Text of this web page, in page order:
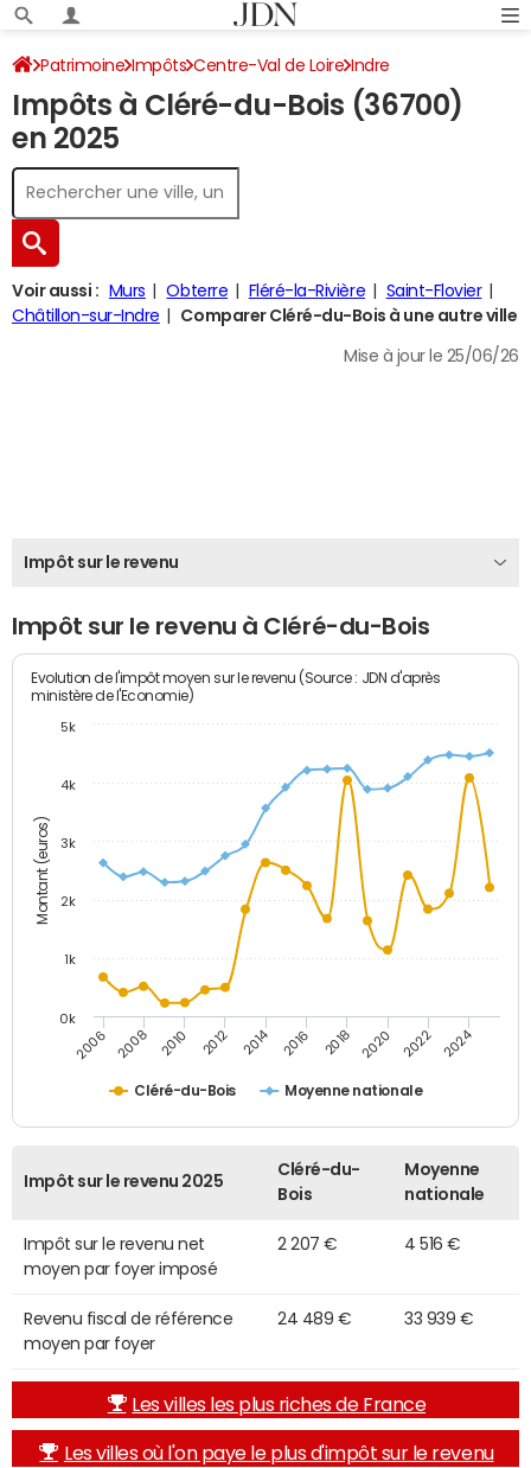
Patrimoine Impôts Centre-Val de Loire Indre
Cléré-du-Bois Impôt sur le revenu
Impôts à Cléré-du-Bois (36700)
en 2025
Voir aussi : Murs Obterre Fléré-la-Rivière
Saint-Flovier
Châtillon-sur-Indre
Comparer Cléré-du-Bois à une autre ville
Mise à jour le 25/06/26
Impôt sur le revenu
Impôt sur le revenu à Cléré-du-Bois
Montant (euros)
Evolution de l'impôt moyen sur le revenu (Source : JDN d'après
ministère de l'Economie)
Cléré-du-Bois Moyenne nationale
2006 2008 2010 2012 2014 2016 2018 2020 2022 2024
0k
1k
2k
3k
4k
5k
Impôt sur le revenu 2025
Cléré-du-
Bois
Moyenne
nationale
Impôt sur le revenu net
moyen par foyer imposé
2 207 € 4 516 €
Revenu fiscal de référence
moyen par foyer
24 489 € 33 939 €
Les villes les plus riches de France
Les villes où l'on paye le plus d'impôt sur le revenu